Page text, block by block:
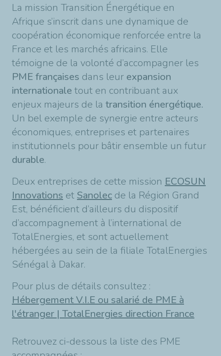
La mission Transition Énergétique en
Afrique s’inscrit dans une dynamique de
coopération économique renforcée entre la
France et les marchés africains. Elle
témoigne de la volonté d’accompagner les
PME françaises dans leur expansion
internationale tout en contribuant aux
enjeux majeurs de la transition énergétique.
Un bel exemple de synergie entre acteurs
économiques, entreprises et partenaires
institutionnels pour bâtir ensemble un futur
durable.
Deux entreprises de cette mission ECOSUN
Innovations etSanolec de la Région Grand
Est, bénéficient d’ailleurs du dispositif
d’accompagnement à l’international de
TotalEnergies, et sont actuellement
hébergées au sein de la filiale TotalEnergies
Sénégal à Dakar.
Pour plus de détails consultez :
Hébergement V.I.E ou salarié de PME à
l'étranger | TotalEnergies direction France
Retrouvez ci-dessous la liste des PME